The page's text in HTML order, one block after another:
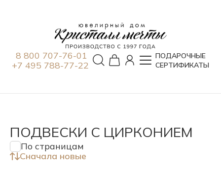
8 800 707-76-01
+7 495 788-77-22
ПОДАРОЧНЫЕ
СЕРТИФИКАТЫ
ПОДВЕСКИ С ЦИРКОНИЕМ
По страницам
Сначала новые